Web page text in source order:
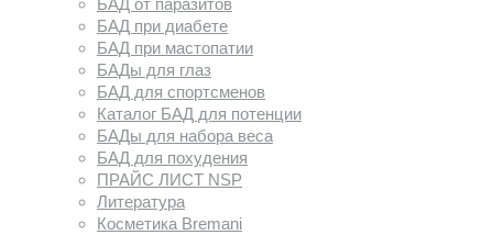
БАД от паразитов
БАД при диабете
БАД при мастопатии
БАДы для глаз
БАД для спортсменов
Каталог БАД для потенции
БАДы для набора веса
БАД для похудения
ПРАЙС ЛИСТ NSP
Литература
Косметика Bremani